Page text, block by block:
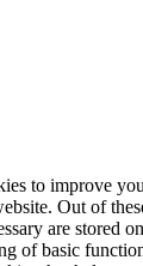
to improve
Out of
are stored
of basic